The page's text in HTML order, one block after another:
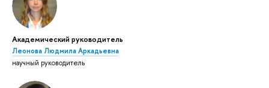
Академический руководитель
Леонова Людмила Аркадьевна
научный руководитель